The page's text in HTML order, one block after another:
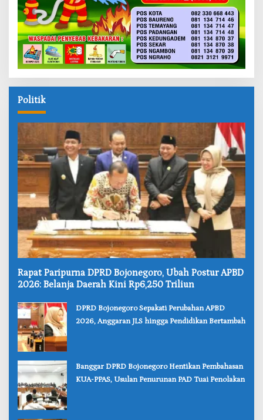
Politik
‎Rapat Paripurna DPRD Bojonegoro, Ubah Postur APBD
2026: Belanja Daerah Kini Rp6,250 Triliun
‎DPRD Bojonegoro Sepakati Perubahan APBD
2026, Anggaran JLS hingga Pendidikan Bertambah
‎Banggar DPRD Bojonegoro Hentikan Pembahasan
KUA-PPAS, Usulan Penurunan PAD Tuai Penolakan